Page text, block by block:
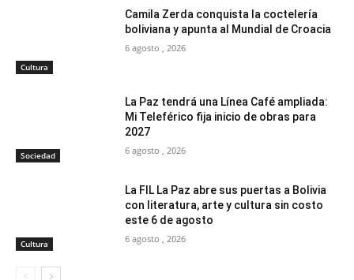
Cultura
Camila Zerda conquista la coctelería
boliviana y apunta al Mundial de Croacia
6 agosto , 2026
Sociedad
La Paz tendrá una Línea Café ampliada:
Mi Teleférico fija inicio de obras para
2027
6 agosto , 2026
Cultura
La FIL La Paz abre sus puertas a Bolivia
con literatura, arte y cultura sin costo
este 6 de agosto
6 agosto , 2026